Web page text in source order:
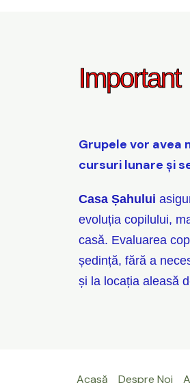
Important
Grupele vor avea
cursuri lunare și
Casa Șahului
evoluția copilului,
casă. Evaluarea
ședință, fără a
și la locația aleasă
Acasă Despre Noi